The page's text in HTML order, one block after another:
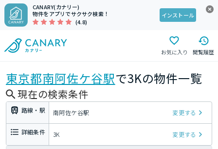
CANARY(カナリー)
物件をアプリでサクサク検索！
(4.8)
インストール
お気に入り 閲覧履歴
東京都南阿佐ケ谷駅で3Kの物件一覧
現在の検索条件
路線・駅 南阿佐ケ谷駅 変更する
詳細条件 3K 変更する